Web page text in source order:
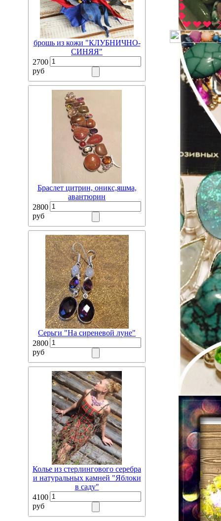
брошь из кожи "КЛУБНИЧНО-
СИНЯЯ"
2700
руб
Браслет цитрин, оникс,яшма,
авантюрин
2800
руб
Серьги "На сиреневой луне"
2800
руб
Колье из стерлингового серебра
и натуральных камней "Яблоки
в саду"
4100
руб